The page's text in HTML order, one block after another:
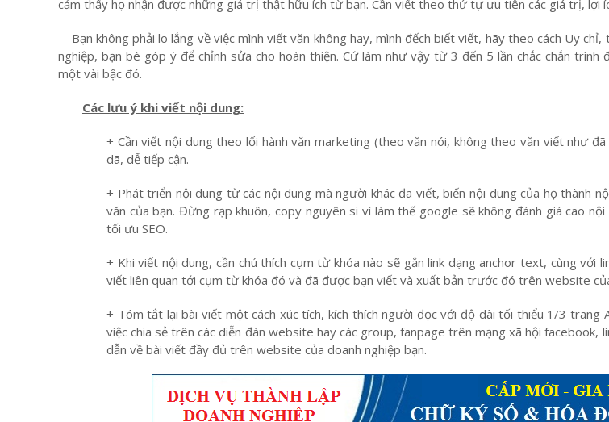
cảm thấy họ nhận được những giá trị thật hữu ích từ bạn. Cần viết theo thứ tự ưu tiên các giá trị, lợi
Bạn không phải lo lắng về việc mình viết văn không hay, mình đếch biết viết, hãy theo cách Uy
nghiệp, bạn bè góp ý để chỉnh sửa cho hoàn thiện. Cứ làm như vậy từ 3 đến 5 lần chắc chắn
một vài bậc đó.
Các lưu ý khi viết nội dung:
+ Cần viết nội dung theo lối hành văn marketing (theo văn nói, không theo văn viết như
dã, dễ tiếp cận.
+ Phát triển nội dung từ các nội dung mà người khác đã viết, biến nội dung của họ thành
văn của bạn. Đừng rạp khuôn, copy nguyên si vì làm thế google sẽ không đánh giá cao
tối ưu SEO.
+ Khi viết nội dung, cần chú thích cụm từ khóa nào sẽ gắn link dạng anchor text, cùng với
viết liên quan tới cụm từ khóa đó và đã được bạn viết và xuất bản trước đó trên website
+ Tóm tắt lại bài viết một cách xúc tích, kích thích người đọc với độ dài tối thiểu 1/3 trang
việc chia sẻ trên các diễn đàn website hay các group, fanpage trên mạng xã hội
dẫn về bài viết đầy đủ trên website của doanh nghiệp bạn.